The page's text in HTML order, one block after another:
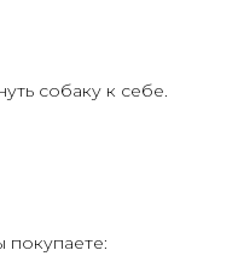
собаку к себе.